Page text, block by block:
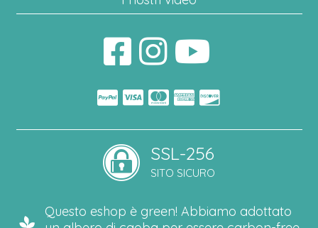
SSL-256
SITO SICURO
Questo eshop è green! Abbiamo adottato